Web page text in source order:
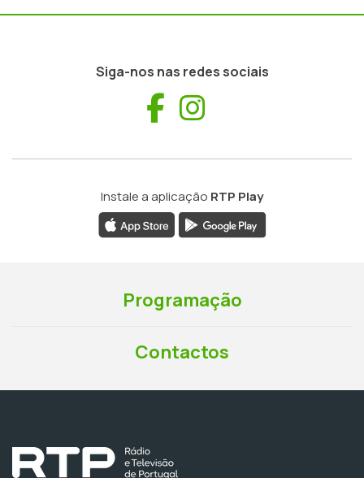
Siga-nos nas redes sociais
Facebook
Instale a aplicação RTP Play
Programação
Contactos